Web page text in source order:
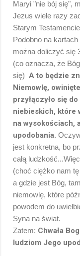
Maryi "nie bój się",
Jezus wiele razy
Starym
Podobno na kartach
można doliczyć się
(co oznacza, że
się) A to będzie
Niemowlę,
przyłączyło się
niebieskich, które
na wysokościach,
upodobania.
jest konkretna, bo
całą
(choć ciężko nam
a gdzie jest Bóg,
niemowlę, które
powodem do
Syna na świat.
Zatem: Chwała
ludziom Jego